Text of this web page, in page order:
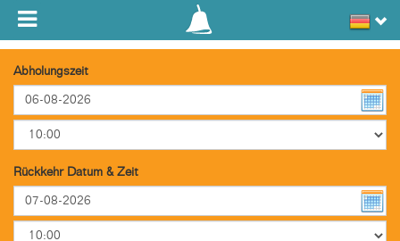
Toggle navigation
Abholungszeit
Rückkehr Datum & Zeit